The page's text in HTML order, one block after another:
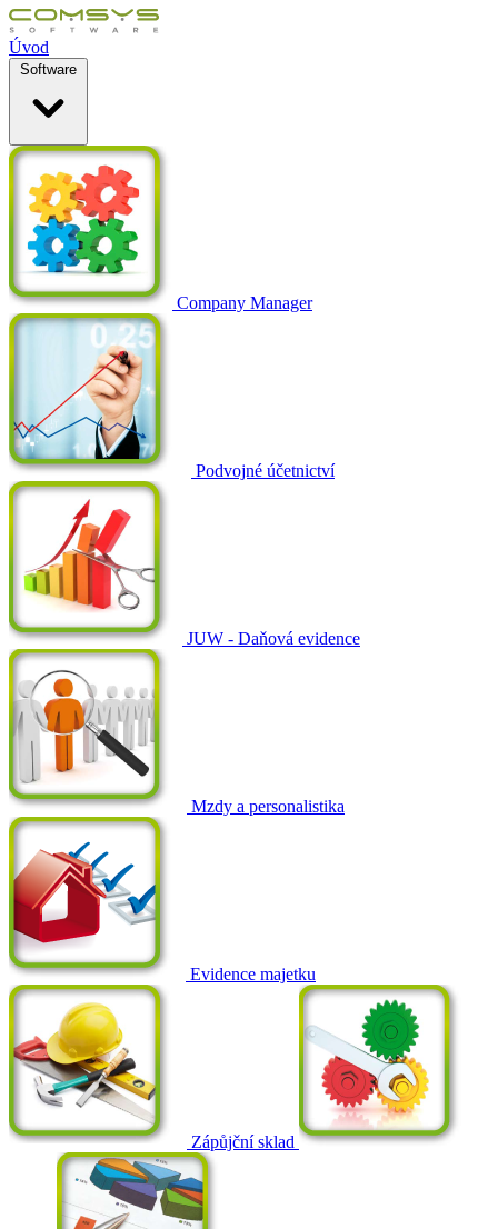
Úvod
Software
Company Manager
Podvojné účetnictví
JUW - Daňová evidence
Mzdy a personalistika
Evidence majetku
Zápůjční sklad